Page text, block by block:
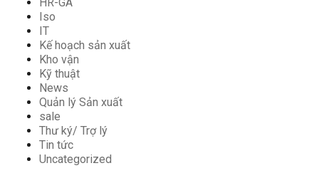
Iso
IT
Kế hoạch sản xuất
Kho vận
Kỹ thuật
News
Quản lý Sản xuất
sale
Thư ký/ Trợ lý
Tin tức
Uncategorized